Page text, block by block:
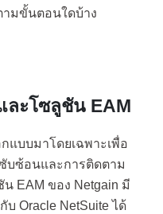
ามขั้นตอนใดบ้าง
ละโซลูชัน EAM
แบบมาโดยเฉพาะเพื่อ
บซ้อนและการติดตาม
EAM ของ Netgain มี
Oracle NetSuite ได้